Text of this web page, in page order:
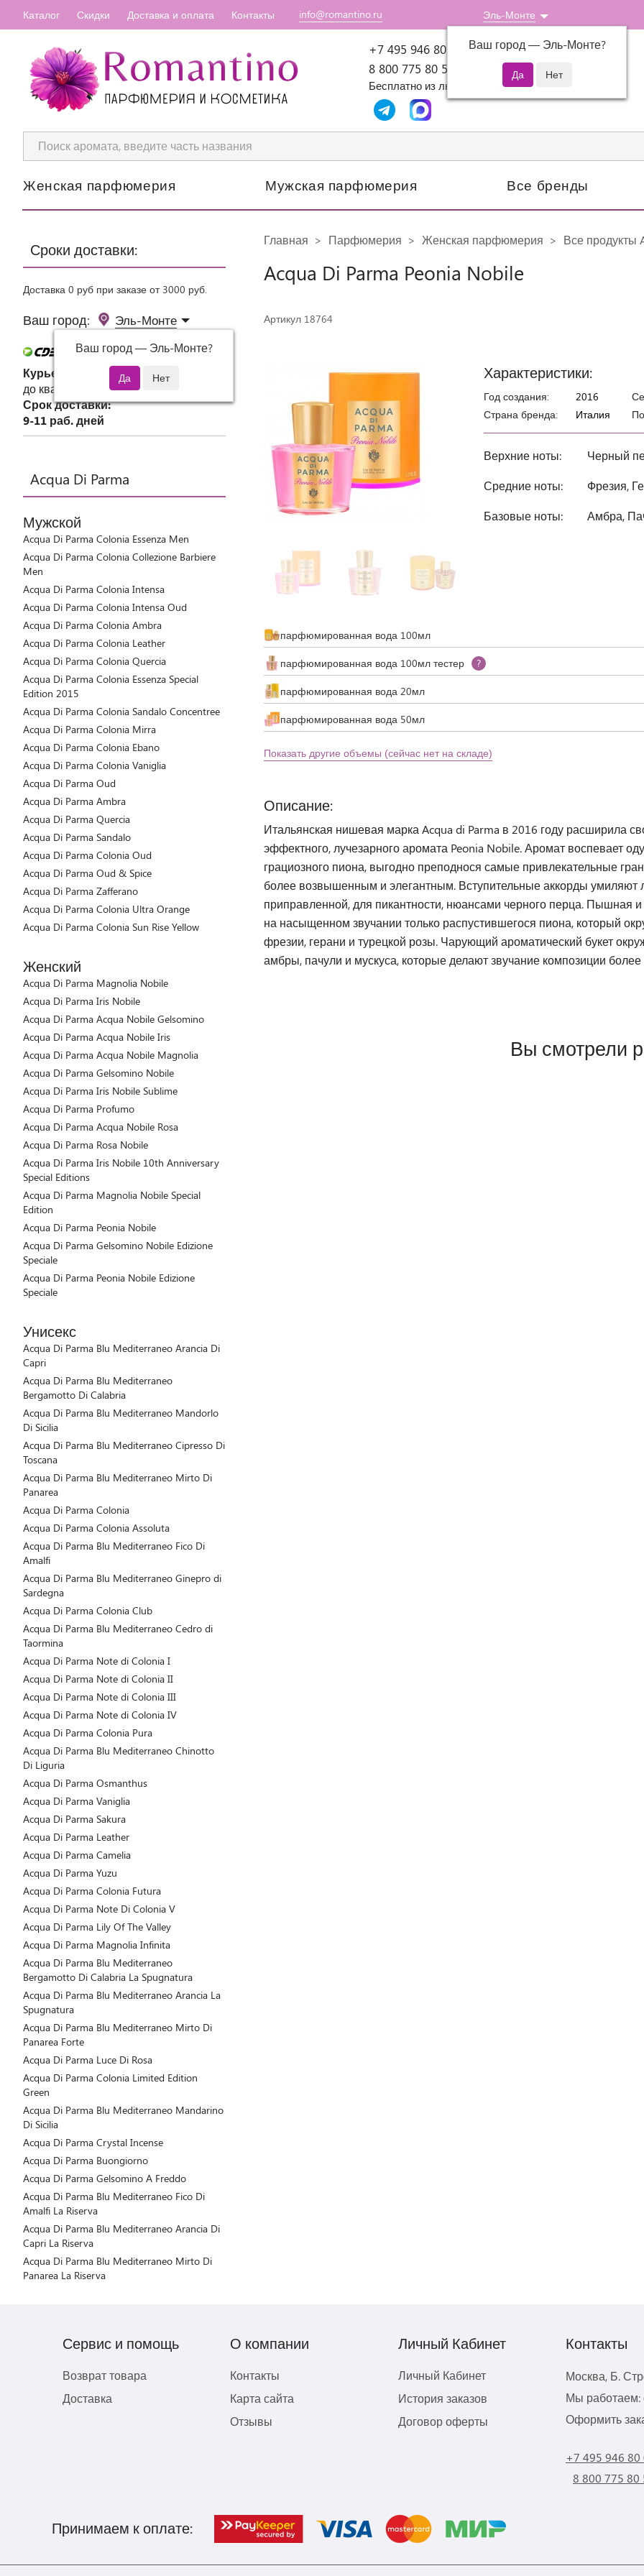
Каталог Скидки Доставка и оплата Контакты info@romantino.ru Эль-Монте
Ваш город — Эль-Монте?
+7 495 946 80 07 Пн-Пт: 10:00-18:00
8 800 775 80 51
Бесплатно из любого региона России
Женская парфюмерия Мужская парфюмерия Все бренды
Сроки доставки:
Доставка 0 руб при заказе от 3000 руб.
Ваш город: Эль-Монте
Ваш город — Эль-Монте?
Курьер СДЭК
до квартиры или офиса
Срок доставки:
9-11 раб. дней
Acqua Di Parma
Мужской
Acqua Di Parma Colonia Essenza Men
Acqua Di Parma Colonia Collezione Barbiere
Men
Acqua Di Parma Colonia Intensa
Acqua Di Parma Colonia Intensa Oud
Acqua Di Parma Colonia Ambra
Acqua Di Parma Colonia Leather
Acqua Di Parma Colonia Quercia
Acqua Di Parma Colonia Essenza Special
Edition 2015
Acqua Di Parma Colonia Sandalo Concentree
Acqua Di Parma Colonia Mirra
Acqua Di Parma Colonia Ebano
Acqua Di Parma Colonia Vaniglia
Acqua Di Parma Oud
Acqua Di Parma Ambra
Acqua Di Parma Quercia
Acqua Di Parma Sandalo
Acqua Di Parma Colonia Oud
Acqua Di Parma Oud & Spice
Acqua Di Parma Zafferano
Acqua Di Parma Colonia Ultra Orange
Acqua Di Parma Colonia Sun Rise Yellow
Женский
Acqua Di Parma Magnolia Nobile
Acqua Di Parma Iris Nobile
Acqua Di Parma Acqua Nobile Gelsomino
Acqua Di Parma Acqua Nobile Iris
Acqua Di Parma Acqua Nobile Magnolia
Acqua Di Parma Gelsomino Nobile
Acqua Di Parma Iris Nobile Sublime
Acqua Di Parma Profumo
Acqua Di Parma Acqua Nobile Rosa
Acqua Di Parma Rosa Nobile
Acqua Di Parma Iris Nobile 10th Anniversary
Special Editions
Acqua Di Parma Magnolia Nobile Special
Edition
Acqua Di Parma Peonia Nobile
Acqua Di Parma Gelsomino Nobile Edizione
Speciale
Acqua Di Parma Peonia Nobile Edizione
Speciale
Унисекс
Acqua Di Parma Blu Mediterraneo Arancia Di
Capri
Acqua Di Parma Blu Mediterraneo
Bergamotto Di Calabria
Acqua Di Parma Blu Mediterraneo Mandorlo
Di Sicilia
Acqua Di Parma Blu Mediterraneo Cipresso Di
Toscana
Acqua Di Parma Blu Mediterraneo Mirto Di
Panarea
Acqua Di Parma Colonia
Acqua Di Parma Colonia Assoluta
Acqua Di Parma Blu Mediterraneo Fico Di
Amalfi
Acqua Di Parma Blu Mediterraneo Ginepro di
Sardegna
Acqua Di Parma Colonia Club
Acqua Di Parma Blu Mediterraneo Cedro di
Taormina
Acqua Di Parma Note di Colonia I
Acqua Di Parma Note di Colonia II
Acqua Di Parma Note di Colonia III
Acqua Di Parma Note di Colonia IV
Acqua Di Parma Colonia Pura
Acqua Di Parma Blu Mediterraneo Chinotto
Di Liguria
Acqua Di Parma Osmanthus
Acqua Di Parma Vaniglia
Acqua Di Parma Sakura
Acqua Di Parma Leather
Acqua Di Parma Camelia
Acqua Di Parma Yuzu
Acqua Di Parma Colonia Futura
Acqua Di Parma Note Di Colonia V
Acqua Di Parma Lily Of The Valley
Acqua Di Parma Magnolia Infinita
Acqua Di Parma Blu Mediterraneo
Bergamotto Di Calabria La Spugnatura
Acqua Di Parma Blu Mediterraneo Arancia La
Spugnatura
Acqua Di Parma Blu Mediterraneo Mirto Di
Panarea Forte
Acqua Di Parma Luce Di Rosa
Acqua Di Parma Colonia Limited Edition
Green
Acqua Di Parma Blu Mediterraneo Mandarino
Di Sicilia
Acqua Di Parma Crystal Incense
Acqua Di Parma Buongiorno
Acqua Di Parma Gelsomino A Freddo
Acqua Di Parma Blu Mediterraneo Fico Di
Amalfi La Riserva
Acqua Di Parma Blu Mediterraneo Arancia Di
Capri La Riserva
Acqua Di Parma Blu Mediterraneo Mirto Di
Panarea La Riserva
Главная Парфюмерия Женская парфюмерия Все продукты
Acqua Di Parma Peonia Nobile
Артикул 18764
Характеристики:
Год создания:
2016
Страна бренда:
Италия
Верхние ноты:
Черный
Средние ноты:
Фрезия,
Базовые ноты:
Амбра,
парфюмированная вода 100мл
парфюмированная вода 100мл тестер ?
парфюмированная вода 20мл
парфюмированная вода 50мл
Показать другие объемы (сейчас нет на складе)
Описание:
Итальянская нишевая марка Acqua di Parma в 2016 году расширила
эффектного, лучезарного аромата Peonia Nobile. Аромат воспевает
грациозного пиона, выгодно преподнося самые привлекательные
более возвышенным и элегантным. Вступительные аккорды умиляют
приправленной, для пикантности, нюансами черного перца. Пышная
на насыщенном звучании только распустившегося пиона, который
фрезии, герани и турецкой розы. Чарующий ароматический букет
амбры, пачули и мускуса, которые делают звучание композиции
Вы смотрели
Сервис и помощь
Возврат товара
Доставка
О компании
Контакты
Карта сайта
Отзывы
Личный Кабинет
Личный Кабинет
История заказов
Договор оферты
Контакты
Москва, Б.
Мы работаем:
Оформить
+7 495 946 80
8 800 775 80
Принимаем к оплате: